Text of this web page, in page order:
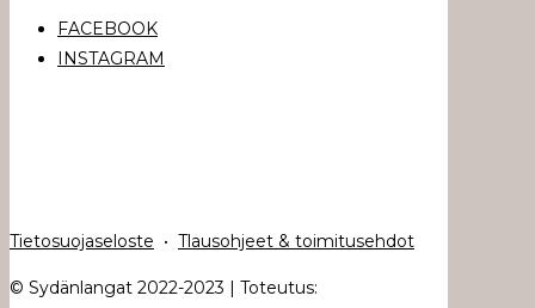
FACEBOOK
INSTAGRAM
Tietosuojaseloste • Tlausohjeet & toimitusehdot
© Sydänlangat 2022-2023 | Toteutus: